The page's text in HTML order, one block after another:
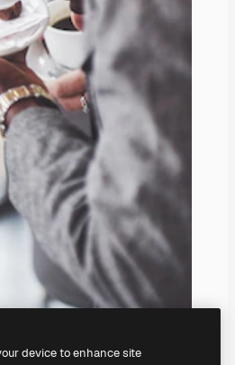
device to enhance site